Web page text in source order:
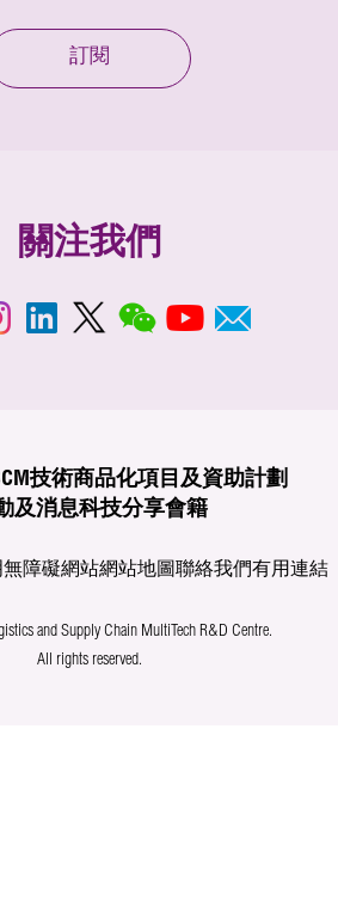
訂閱
關注我們
技術商品化項目及資助計劃
及消息科技分享會籍
無障礙網站網站地圖聯絡我們有用連結
and Supply Chain MultiTech R&D Centre.
All rights reserved.